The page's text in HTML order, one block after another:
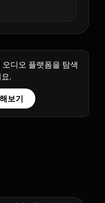
디오 플랫폼을 탐색
.
보기